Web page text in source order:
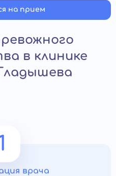
на прием
в клинике
врача